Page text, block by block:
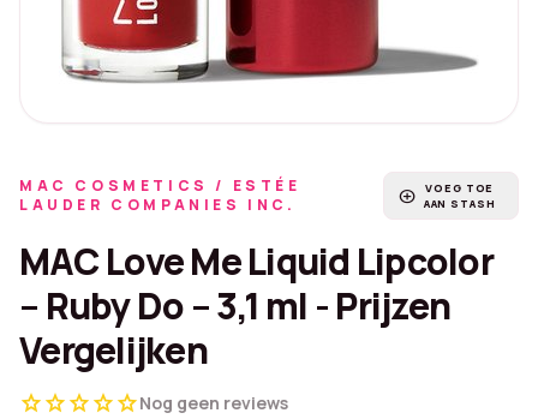
MAC COSMETICS / ESTÉE
LAUDER COMPANIES INC.
add_circle
VOEG TOE
AAN STASH
MAC Love Me Liquid Lipcolor
– Ruby Do – 3,1 ml - Prijzen
Vergelijken
starstarstarstarstarNog geen reviews